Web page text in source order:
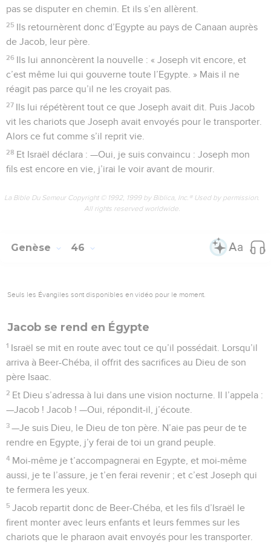
pas se disputer en chemin. Et ils s’en allèrent.
25 Ils retournèrent donc d’Egypte au pays de Canaan auprès
de Jacob, leur père.
26 Ils lui annoncèrent la nouvelle : « Joseph vit encore, et
c’est même lui qui gouverne toute l’Egypte. » Mais il ne
réagit pas parce qu’il ne les croyait pas.
27 Ils lui répétèrent tout ce que Joseph avait dit. Puis Jacob
vit les chariots que Joseph avait envoyés pour le transporter.
Alors ce fut comme s’il reprit vie.
28 Et Israël déclara : —Oui, je suis convaincu : Joseph mon
fils est encore en vie, j’irai le voir avant de mourir.
La Bible Du Semeur Copyright © 1992, 1999 by Biblica, Inc.® Used by permission.
All rights reserved worldwide.
Genèse 46
Seuls les Évangiles sont disponibles en vidéo pour le moment.
Jacob se rend en Égypte
1 Israël se mit en route avec tout ce qu’il possédait. Lorsqu’il
arriva à Beer-Chéba, il offrit des sacrifices au Dieu de son
père Isaac.
2 Et Dieu s’adressa à lui dans une vision nocturne. Il l’appela :
—Jacob ! Jacob ! —Oui, répondit-il, j’écoute.
3 —Je suis Dieu, le Dieu de ton père. N’aie pas peur de te
rendre en Egypte, j’y ferai de toi un grand peuple.
4 Moi-même je t’accompagnerai en Egypte, et moi-même
aussi, je te l’assure, je t’en ferai revenir ; et c’est Joseph qui
te fermera les yeux.
5 Jacob repartit donc de Beer-Chéba, et les fils d’Israël le
firent monter avec leurs enfants et leurs femmes sur les
chariots que le pharaon avait envoyés pour les transporter.